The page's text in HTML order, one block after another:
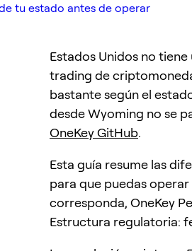
tu estado antes de operar
Estados Unidos no
trading de
bastante según el
desde Wyoming no se
OneKey GitHub.
Esta guía resume las
para que puedas
corresponda, OneKey
Estructura regulatoria: